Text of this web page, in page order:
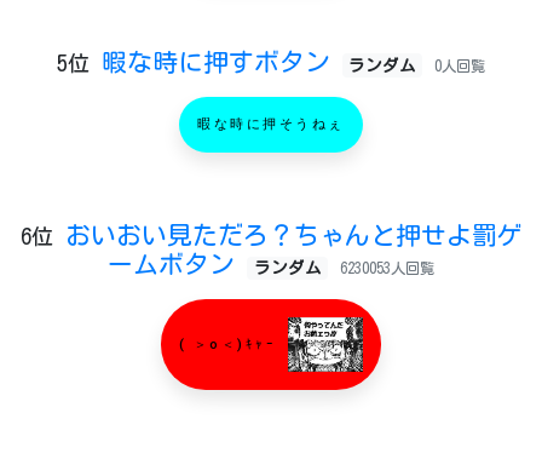
5位 暇な時に押すボタン ランダム 0人回覧
暇な時に押そうねぇ
6位
おいおい見ただろ？ちゃんと押せよ罰ゲ
ームボタン
ランダム 6230053人回覧
( ＞o＜)ｷｬｰ